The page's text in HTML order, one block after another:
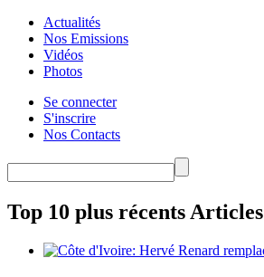
Actualités
Nos Emissions
Vidéos
Photos
Se connecter
S'inscrire
Nos Contacts
Top 10 plus récents Articles